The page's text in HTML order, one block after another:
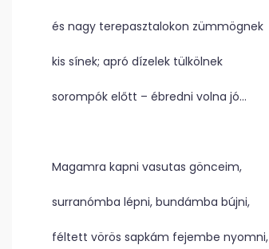
és nagy terepasztalokon zümmögnek
kis sínek; apró dízelek tülkölnek
sorompók előtt – ébredni volna jó…
Magamra kapni vasutas gönceim,
surranómba lépni, bundámba bújni,
féltett vörös sapkám fejembe nyomni,